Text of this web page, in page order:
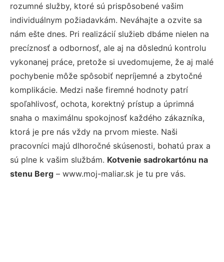
rozumné služby, ktoré sú prispôsobené vašim
individuálnym požiadavkám. Neváhajte a ozvite sa
nám ešte dnes. Pri realizácií služieb dbáme nielen na
precíznosť a odbornosť, ale aj na dôslednú kontrolu
vykonanej práce, pretože si uvedomujeme, že aj malé
pochybenie môže spôsobiť nepríjemné a zbytočné
komplikácie. Medzi naše firemné hodnoty patrí
spoľahlivosť, ochota, korektný prístup a úprimná
snaha o maximálnu spokojnosť každého zákazníka,
ktorá je pre nás vždy na prvom mieste. Naši
pracovníci majú dlhoročné skúsenosti, bohatú prax a
sú plne k vašim službám. Kotvenie sadrokartónu na
stenu Berg – www.moj-maliar.sk je tu pre vás.